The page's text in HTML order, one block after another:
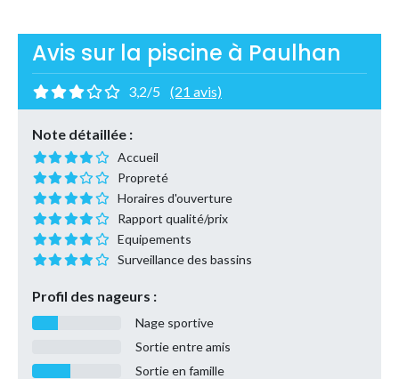
Avis sur la piscine à Paulhan
3,2/5 (21 avis)
Note détaillée :
Accueil
Propreté
Horaires d'ouverture
Rapport qualité/prix
Equipements
Surveillance des bassins
Profil des nageurs :
Nage sportive
Sortie entre amis
Sortie en famille